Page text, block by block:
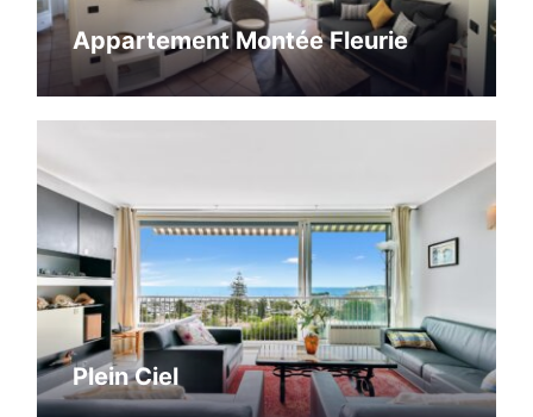
Appartement Montée Fleurie
Plein Ciel